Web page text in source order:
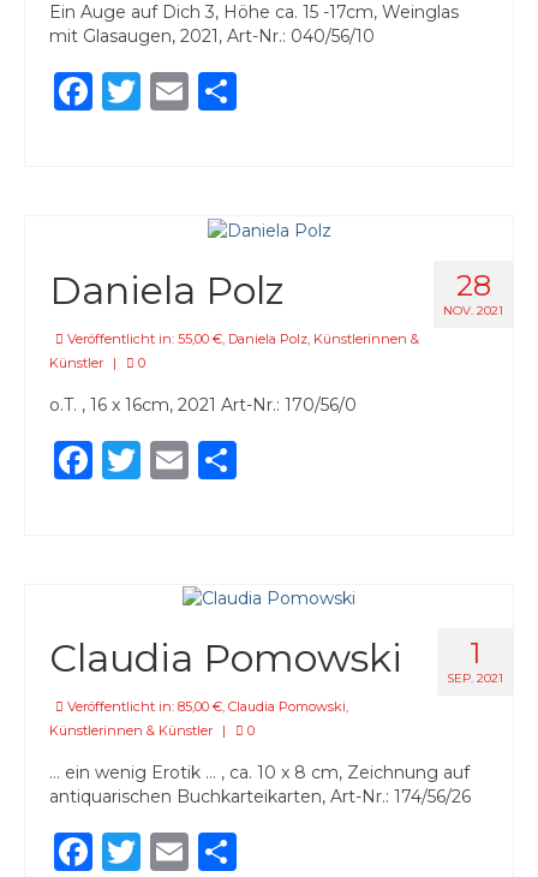
Ein Auge auf Dich 3, Höhe ca. 15 -17cm, Weinglas
mit Glasaugen, 2021, Art-Nr.: 040/56/10
Facebook
Twitter
Email
28
NOV. 2021
Daniela Polz
Veröffentlicht in: 55,00 € Daniela Polz Künstlerinnen &
Künstler
| 0
o.T. , 16 x 16cm, 2021 Art-Nr.: 170/56/0
Facebook
Twitter
Email
1
SEP. 2021
Claudia Pomowski
Veröffentlicht in: 85,00 €, Claudia Pomowski,
Künstlerinnen & Künstler
| 0
… ein wenig Erotik … , ca. 10 x 8 cm, Zeichnung auf
antiquarischen Buchkarteikarten, Art-Nr.: 174/56/26
Facebook
Twitter
Email